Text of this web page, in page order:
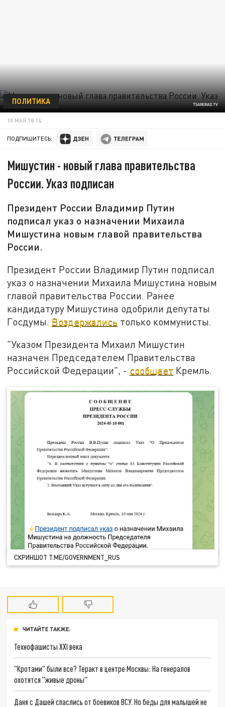
TSARGRAD.TV
ПОЛИТИКА
10 МАЯ 18:14
ПОДПИШИТЕСЬ:
Мишустин - новый глава правительства
России. Указ подписан
Президент России Владимир Путин
подписал указ о назначении Михаила
Мишустина новым главой правительства
России.
Президент России Владимир Путин подписал
указ о назначении Михаила Мишустина новым
главой правительства России. Ранее
кандидатуру Мишустина одобрили депутаты
Госдумы. Воздержались только коммунисты.
"Указом Президента Михаил Мишустин
назначен Председателем Правительства
Российской Федерации", - сообщает Кремль.
СКРИНШОТ T.ME/GOVERNMENT_RUS
ЧИТАЙТЕ ТАКЖЕ:
Технофашисты XXI века
"Кротами" были все? Теракт в центре Москвы: На генералов
охотятся "живые дроны"
Даня с Дашей спаслись от боевиков ВСУ. Но беды для малышей не